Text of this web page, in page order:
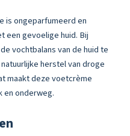
is ongeparfumeerd en
een gevoelige huid. Bij
vochtbalans van de huid te
herstel van droge
maakt deze voetcrème
en onderweg.